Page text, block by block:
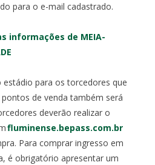
para o e-mail cadastrado.
informações de MEIA-
estádio para os torcedores que
de venda também será
deverão realizar o
fluminense.bepass.com.br
Para comprar ingresso em
é obrigatório apresentar um